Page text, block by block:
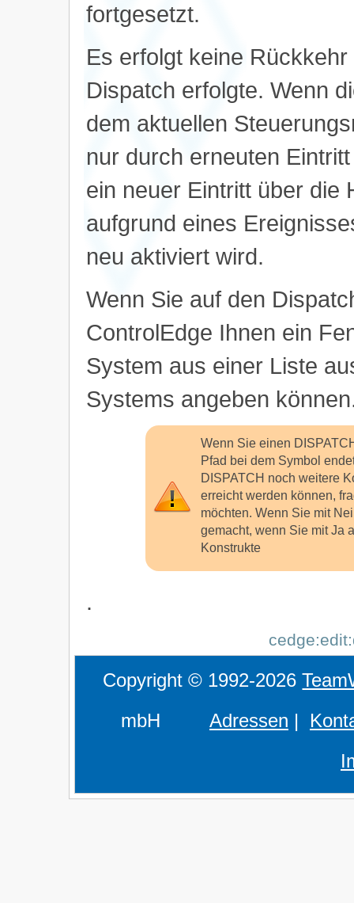
fortgesetzt.
Es erfolgt keine
Dispatch erfolgte. Wenn
dem aktuellen
nur durch erneuten
ein neuer Eintritt über die
aufgrund eines
neu aktiviert wird.
Wenn Sie auf den
ControlEdge Ihnen ein
System aus einer Liste
Systems angeben
Wenn Sie einen
Pfad bei dem Symbol
DISPATCH noch weitere
erreicht werden können,
möchten. Wenn Sie mit
gemacht, wenn Sie mit Ja
Konstrukte
.
Copyright © 1992-2026
mbH Adressen |